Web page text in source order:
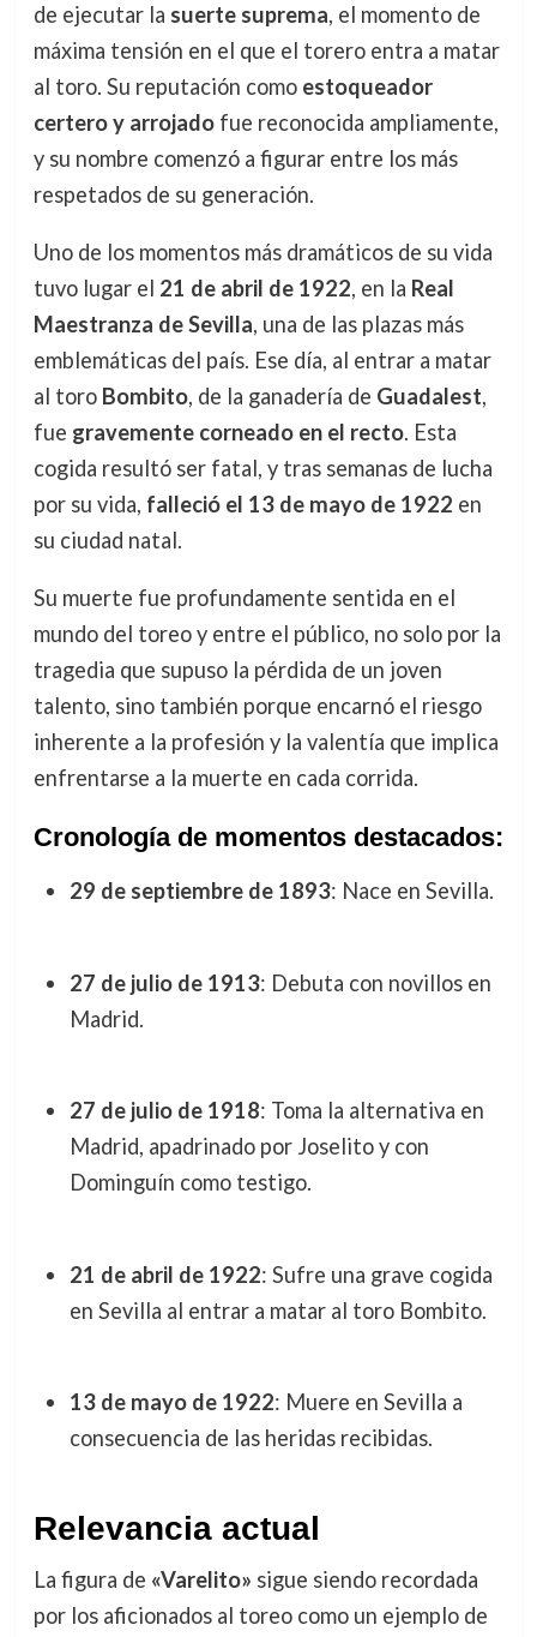
de ejecutar la suerte suprema, el momento de
máxima tensión en el que el torero entra a matar
al toro. Su reputación como estoqueador
certero y arrojadofue reconocida ampliamente,
y su nombre comenzó a figurar entre los más
respetados de su generación.
Uno de los momentos más dramáticos de su vida
tuvo lugar el 21 de abril de 1922, en la Real
Maestranza de Sevilla, una de las plazas más
emblemáticas del país. Ese día, al entrar a matar
al toro Bombito, de la ganadería de Guadalest,
fue gravemente corneado en el recto. Esta
cogida resultó ser fatal, y tras semanas de lucha
por su vida, falleció el 13 de mayo de 1922 en
su ciudad natal.
Su muerte fue profundamente sentida en el
mundo del toreo y entre el público, no solo por la
tragedia que supuso la pérdida de un joven
talento, sino también porque encarnó el riesgo
inherente a la profesión y la valentía que implica
enfrentarse a la muerte en cada corrida.
Cronología de momentos destacados:
29 de septiembre de 1893: Nace en Sevilla.
27 de julio de 1913: Debuta con novillos en
Madrid.
27 de julio de 1918: Toma la alternativa en
Madrid, apadrinado por Joselito y con
Dominguín como testigo.
21 de abril de 1922: Sufre una grave cogida
en Sevilla al entrar a matar al toro Bombito.
13 de mayo de 1922: Muere en Sevilla a
consecuencia de las heridas recibidas.
Relevancia actual
La figura de «Varelito» sigue siendo recordada
por los aficionados al toreo como un ejemplo de